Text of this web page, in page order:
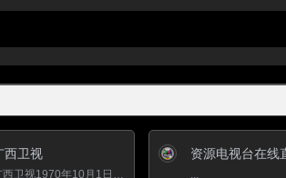
频道
抗战
播，故
西卫视